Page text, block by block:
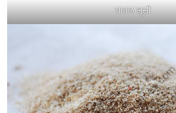
चावल भूसी